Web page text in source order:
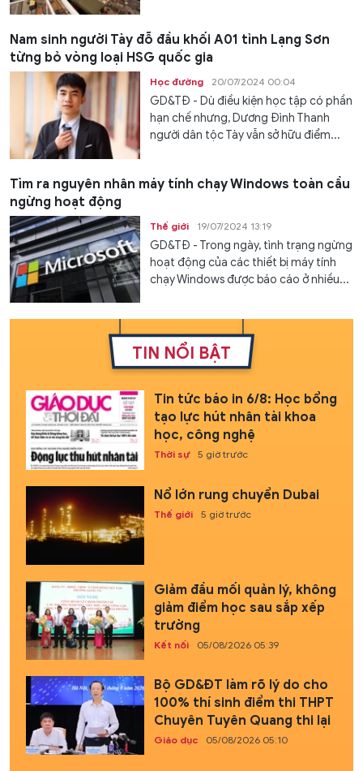
Nam sinh người Tày đỗ đầu khối A01 tỉnh Lạng Sơn
từng bỏ vòng loại HSG quốc gia
Học đường 20/07/2024 00:04
GD&TĐ - Dù điều kiện học tập có phần
hạn chế nhưng, Dương Đình Thanh
người dân tộc Tày vẫn sở hữu điểm...
Tìm ra nguyên nhân máy tính chạy Windows toàn cầu
ngừng hoạt động
Thế giới 19/07/2024 13:19
GD&TĐ - Trong ngày, tình trạng ngừng
hoạt động của các thiết bị máy tính
chạy Windows được báo cáo ở nhiều...
TIN NỔI BẬT
Tin tức báo in 6/8: Học bổng
tạo lực hút nhân tài khoa
học, công nghệ
Thời sự 5 giờ trước
Nổ lớn rung chuyển Dubai
Thế giới 5 giờ trước
Giảm đầu mối quản lý, không
giảm điểm học sau sắp xếp
trường
Kết nối 05/08/2026 05:39
Bộ GD&ĐT làm rõ lý do cho
100% thí sinh điểm thi THPT
Chuyên Tuyên Quang thi lại
Giáo dục 05/08/2026 05:10